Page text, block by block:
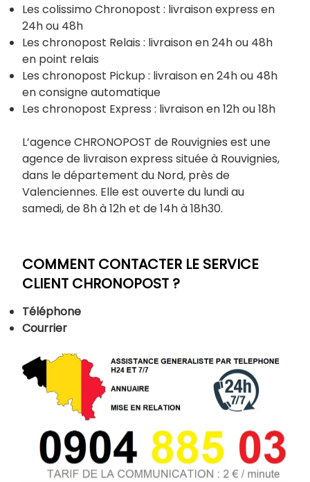
Les colissimo Chronopost : livraison express en
24h ou 48h
Les chronopost Relais : livraison en 24h ou 48h
en point relais
Les chronopost Pickup : livraison en 24h ou 48h
en consigne automatique
Les chronopost Express : livraison en 12h ou 18h
L’agence CHRONOPOST de Rouvignies est une
agence de livraison express située à Rouvignies,
dans le département du Nord, près de
Valenciennes. Elle est ouverte du lundi au
samedi, de 8h à 12h et de 14h à 18h30.
COMMENT CONTACTER LE SERVICE
CLIENT CHRONOPOST ?
Téléphone
Courrier